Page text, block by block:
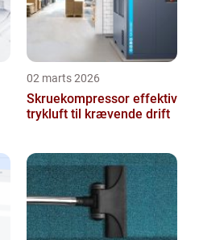
02 marts 2026
Skruekompressor effektiv
trykluft til krævende drift